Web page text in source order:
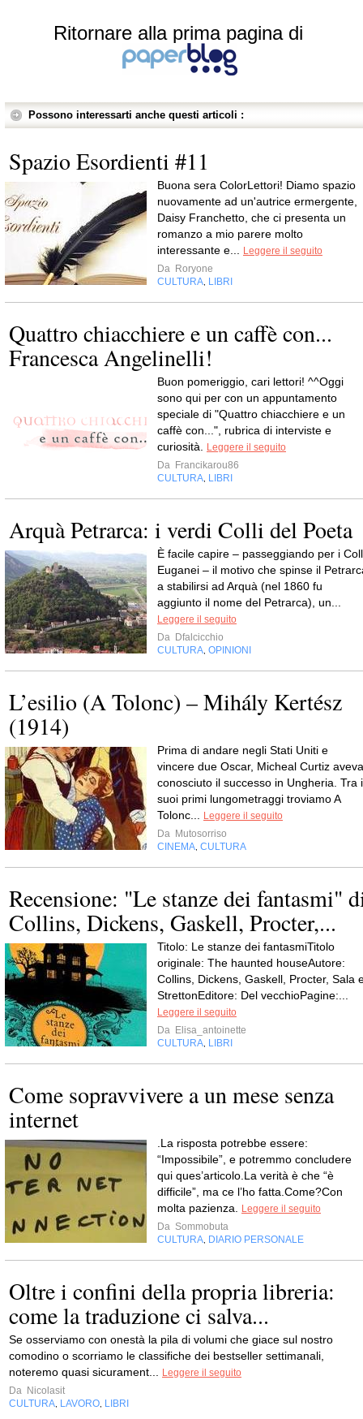
Ritornare alla prima pagina di
Possono interessarti anche questi articoli :
Spazio Esordienti #11
Buona sera ColorLettori! Diamo spazio
nuovamente ad un'autrice ermergente,
Daisy Franchetto, che ci presenta un
romanzo a mio parere molto
interessante e...
Leggere il seguito
Da Roryone
CULTURA LIBRI
Quattro chiacchiere e un caffè con...
Francesca Angelinelli!
Buon pomeriggio, cari lettori! ^^Oggi
sono qui per con un appuntamento
speciale di "Quattro chiacchiere e un
caffè con...", rubrica di interviste e
curiosità.
Leggere il seguito
Da Francikarou86
CULTURA LIBRI
Arquà Petrarca: i verdi Colli del Poeta
È facile capire – passeggiando per i
Euganei – il motivo che spinse il
a stabilirsi ad Arquà (nel 1860 fu
aggiunto il nome del Petrarca), un...
Leggere il seguito
Da Dfalcicchio
CULTURA OPINIONI
L’esilio (A Tolonc) – Mihály Kertész
(1914)
Prima di andare negli Stati Uniti e
vincere due Oscar, Micheal Curtiz aveva
conosciuto il successo in Ungheria. Tra i
suoi primi lungometraggi troviamo A
Tolonc...
Leggere il seguito
Da Mutosorriso
CINEMA CULTURA
Recensione: "Le stanze dei fantasmi"
Collins, Dickens, Gaskell, Procter,...
Titolo: Le stanze dei fantasmiTitolo
originale: The haunted houseAutore:
Collins, Dickens, Gaskell, Procter, Sala
StrettonEditore: Del vecchioPagine:...
Leggere il seguito
Da Elisa_antoinette
CULTURA LIBRI
Come sopravvivere a un mese senza
internet
.La risposta potrebbe essere:
“Impossibile”, e potremmo concludere
qui ques’articolo.La verità è che “è
difficile”, ma ce l’ho fatta.Come?Con
molta pazienza.
Leggere il seguito
Da Sommobuta
CULTURA DIARIO PERSONALE
Oltre i confini della propria libreria:
come la traduzione ci salva...
Se osserviamo con onestà la pila di volumi che giace sul nostro
comodino o scorriamo le classifiche dei bestseller settimanali,
noteremo quasi sicurament...
Leggere il seguito
Da Nicolasit
CULTURA LAVORO LIBRI